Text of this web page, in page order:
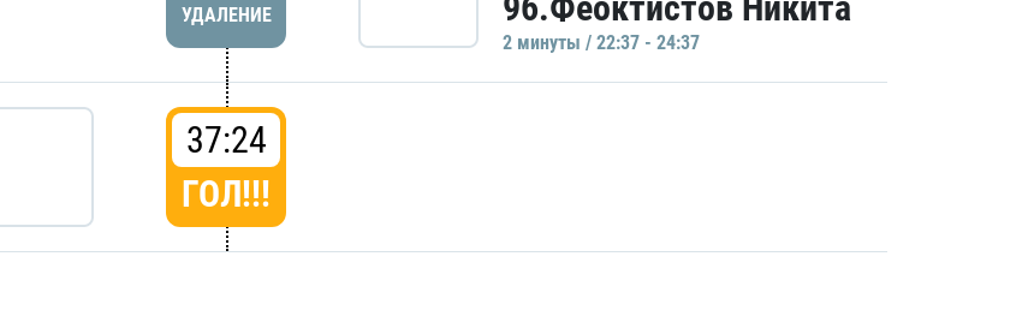
УДАЛЕНИЕ
2 минуты / 22:37 - 24:37
37:24
ГОЛ!!!